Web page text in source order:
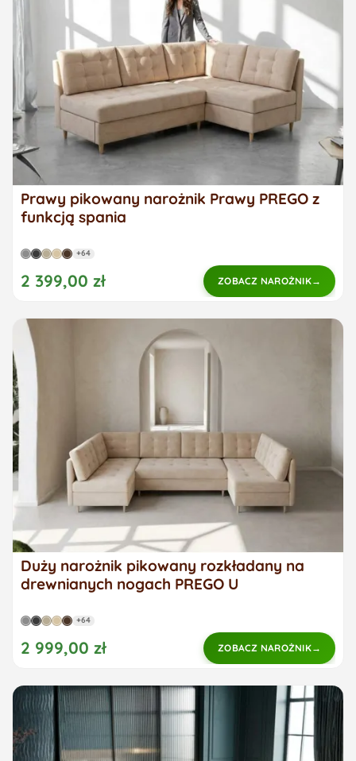
Prawy pikowany narożnik Prawy PREGO z
funkcją spania
+64
2 399,00 zł ZOBACZ NAROŻNIK
Duży narożnik pikowany rozkładany na
drewnianych nogach PREGO U
+64
2 999,00 zł ZOBACZ NAROŻNIK